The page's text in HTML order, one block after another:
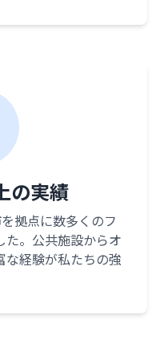
の実績
拠点に数多くのフ
た。公共施設からオ
な経験が私たちの強